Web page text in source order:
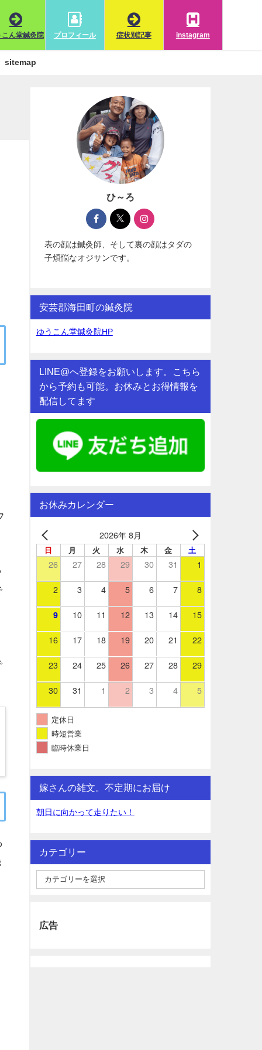
こん堂鍼灸院 プロフィール 症状別記事 instagram
sitemap
ひ～ろ
表の顔は鍼灸師、そして裏の顔はタダの
子煩悩なオジサンです。
安芸郡海田町の鍼灸院
ゆうこん堂鍼灸院HP
LINE@へ登録をお願いします。こちら
から予約も可能。お休みとお得情報を
配信してます
お休みカレンダー
2026年 8月
日 月 火 水 木 金 土
26 27 28 29 30 31 1
2 3 4 5 6 7 8
9 10 11 12 13 14 15
16 17 18 19 20 21 22
23 24 25 26 27 28 29
30 31 1 2 3 4 5
定休日
時短営業
臨時休業日
嫁さんの雑文。不定期にお届け
朝日に向かって走りたい！
カテゴリー
広告